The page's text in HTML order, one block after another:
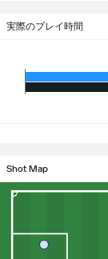
実際のプレイ時間
Shot Map